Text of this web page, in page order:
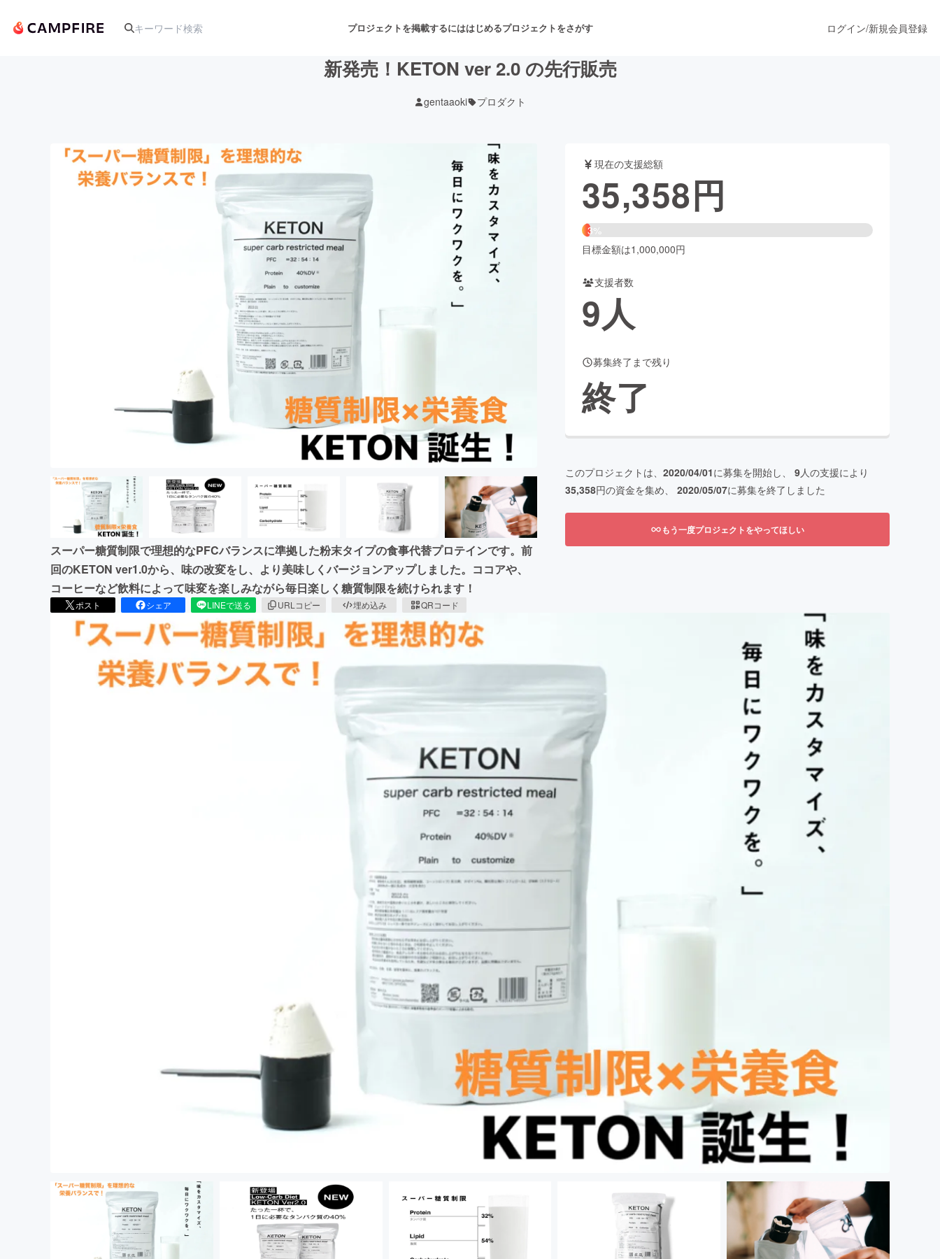
プロジェクトを掲載するにははじめるプロジェクトをさがす
アート・写真 音楽 舞台・パフォーマンス
テクノロジー・ガジェット ゲーム・サービス開発 ファッション
書籍・雑誌出版
チャレンジ ビューティー・ヘルスケア
まちづくり・地域活性化
ログイン/新規会員登録
新発売！KETON ver 2.0 の先行販売
gentaaoki プロダクト
スーパー糖質制限で理想的なPFCバランスに準拠した粉末タイプの食事代替プロテインです。前
回のKETON ver1.0から、味の改変をし、より美味しくバージョンアップしました。ココアや、
コーヒーなど飲料によって味変を楽しみながら毎日楽しく糖質制限を続けられます！
ポスト シェア LINEで送る URLコピー 埋め込み QRコード
現在の支援総額
35,358円
3%
目標金額は1,000,000円
支援者数
9人
募集終了まで残り
終了
このプロジェクトは、 2020/04/01に募集を開始し、 9人の支援により
35,358円の資金を集め、 2020/05/07に募集を終了しました
もう一度プロジェクトをやってほしい